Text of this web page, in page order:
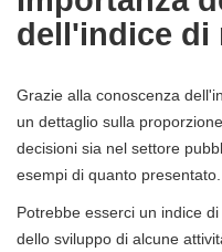
dell'indice di
Grazie alla conoscenza
un dettaglio sulla
decisioni sia nel settore
esempi di quanto presentato.
Potrebbe esserci un indice
dello sviluppo di alcune